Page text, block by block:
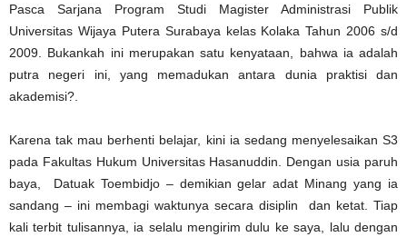
Pasca Sarjana Program Studi Magister Administrasi Publik
Universitas Wijaya Putera Surabaya kelas Kolaka Tahun 2006 s/d
2009. Bukankah ini merupakan satu kenyataan, bahwa ia adalah
putra negeri ini, yang memadukan antara dunia praktisi dan
akademisi?.
Karena tak mau berhenti belajar, kini ia sedang menyelesaikan S3
pada Fakultas Hukum Universitas Hasanuddin. Dengan usia paruh
baya, Datuak Toembidjo – demikian gelar adat Minang yang ia
sandang – ini membagi waktunya secara disiplin dan ketat. Tiap
kali terbit tulisannya, ia selalu mengirim dulu ke saya, lalu dengan